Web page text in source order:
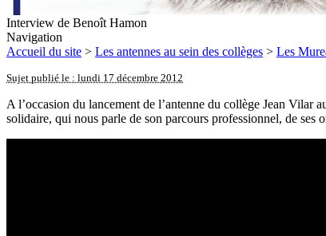
Interview de Benoît Hamon
Navigation
Accueil du site > Les antennes au sein des collèges > Les
Sujet publié le : lundi 17 décembre 2012
A l’occasion du lancement de l’antenne du collège Jean
solidaire, qui nous parle de son parcours professionnel, de ses